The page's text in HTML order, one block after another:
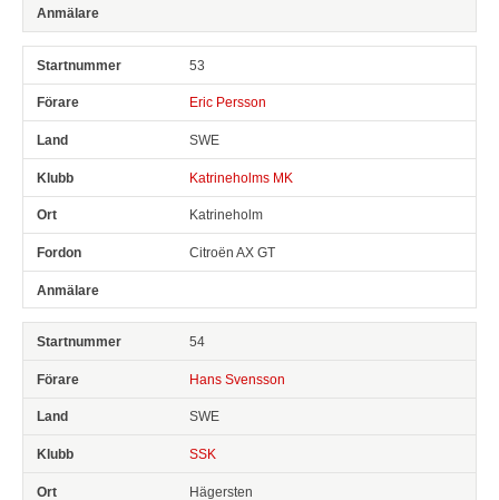
53
Eric Persson
SWE
Katrineholms MK
Katrineholm
Citroën AX GT
54
Hans Svensson
SWE
SSK
Hägersten